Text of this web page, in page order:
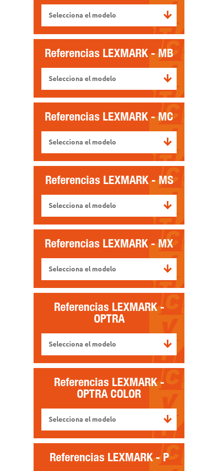
Selecciona el modelo
Referencias LEXMARK - MB
Selecciona el modelo
Referencias LEXMARK - MC
Selecciona el modelo
Referencias LEXMARK - MS
Selecciona el modelo
Referencias LEXMARK - MX
Selecciona el modelo
Referencias LEXMARK -
OPTRA
Selecciona el modelo
Referencias LEXMARK -
OPTRA COLOR
Selecciona el modelo
Referencias LEXMARK - P